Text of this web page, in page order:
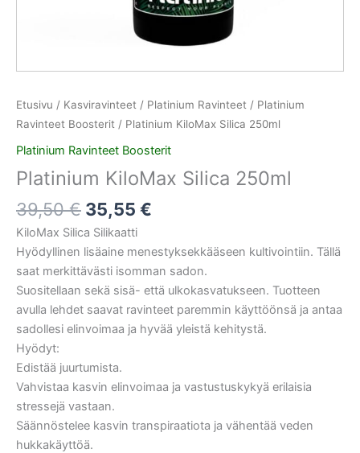
Etusivu / Kasviravinteet / Platinium Ravinteet / Platinium
Ravinteet Boosterit / Platinium KiloMax Silica 250ml
Platinium Ravinteet Boosterit
Platinium KiloMax Silica 250ml
39,50€ 35,55 €
KiloMax Silica Silikaatti
Hyödyllinen lisäaine menestyksekkääseen kultivointiin. Tällä
saat merkittävästi isomman sadon.
Suositellaan sekä sisä- että ulkokasvatukseen. Tuotteen
avulla lehdet saavat ravinteet paremmin käyttöönsä ja antaa
sadollesi elinvoimaa ja hyvää yleistä kehitystä.
Hyödyt:
Edistää juurtumista.
Vahvistaa kasvin elinvoimaa ja vastustuskykyä erilaisia
stressejä vastaan.
Säännöstelee kasvin transpiraatiota ja vähentää veden
hukkakäyttöä.